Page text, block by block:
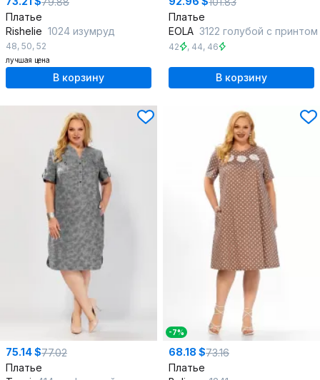
Платье
Rishelie 1024 изумруд
48, 50, 52
лучшая цена
В корзину
Платье
EOLA 3122 голубой с принтом
42 , 44, 46
В корзину
75.14 $77.02
Платье
-7%
68.18 $73.16
Платье